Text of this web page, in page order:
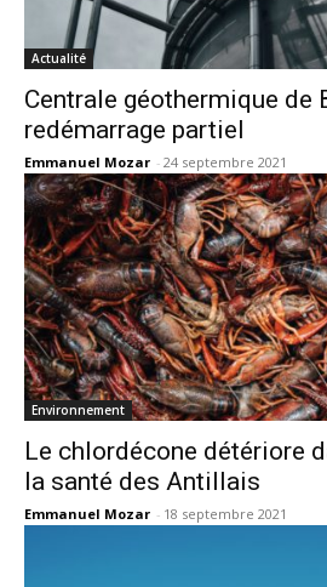
Actualité
Centrale géothermique de
redémarrage partiel
Emmanuel Mozar - 24 septembre 2021
Environnement
Le chlordécone détériore
la santé des Antillais
Emmanuel Mozar - 18 septembre 2021